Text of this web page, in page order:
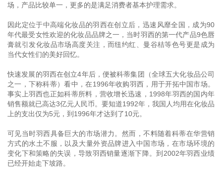
场，产品比较单一，更多的是满足消费者基本护理需求。
因此定位于中高端化妆品的羽西在创立后，迅速风靡全国，成为90
年代最受女性欢迎的化妆品品牌之一，当时羽西的第一代产品9色唇
膏就引发化妆品市场高度关注，而纽约红、曼谷桔等色号更是成为
当代女性们的美好回忆。
快速发展的羽西在创立4年后，便被科蒂集团（全球五大化妆品公司
之一，下称科蒂）看中，在1996年收购羽西，用于开拓中国市场。
事实上羽西也正如科蒂所料，营收增长迅速，1998年羽西的国内年
销售额就已高达3亿元人民币。要知道1992年，我国人均用在化妆品
上的支出仅为5元，到1996年才达到了10元。
可见当时羽西具备巨大的市场潜力。然而，不料随着科蒂在华营销
方式的水土不服，以及大量外资品牌进入中国市场，在市场环境的
变化下和策略的失误，导致羽西销量逐渐下降。到2002年羽西业绩
已经开始走下坡路。